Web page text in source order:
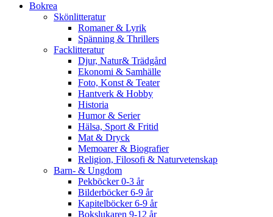
Bokrea
Skönlitteratur
Romaner & Lyrik
Spänning & Thrillers
Facklitteratur
Djur, Natur& Trädgård
Ekonomi & Samhälle
Foto, Konst & Teater
Hantverk & Hobby
Historia
Humor & Serier
Hälsa, Sport & Fritid
Mat & Dryck
Memoarer & Biografier
Religion, Filosofi & Naturvetenskap
Barn- & Ungdom
Pekböcker 0-3 år
Bilderböcker 6-9 år
Kapitelböcker 6-9 år
Bokslukaren 9-12 år